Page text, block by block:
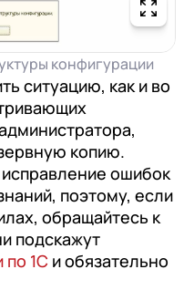
конфигурации
ситуацию, как и во
копию.
ошибок
поэтому, если
обращайтесь к
подскажут
по 1С и обязательно
на 1С:CRM или
(СЭД)
(FRP)